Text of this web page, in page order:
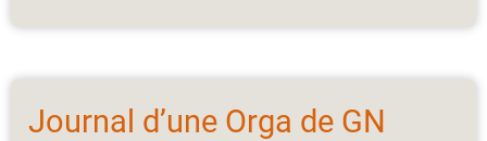
Journal d’une Orga de GN